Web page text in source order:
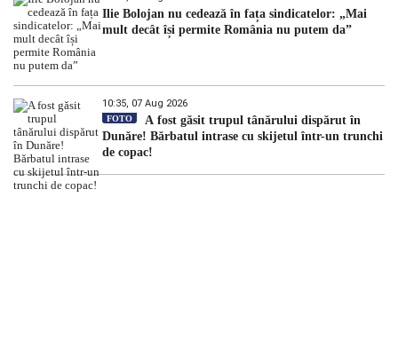
Ilie Bolojan nu cedează în fața sindicatelor: „Mai
mult decât își permite România nu putem da”
10:35, 07 Aug 2026
FOTO
A fost găsit trupul tânărului dispărut în
Dunăre! Bărbatul intrase cu skijetul într-un trunchi
de copac!